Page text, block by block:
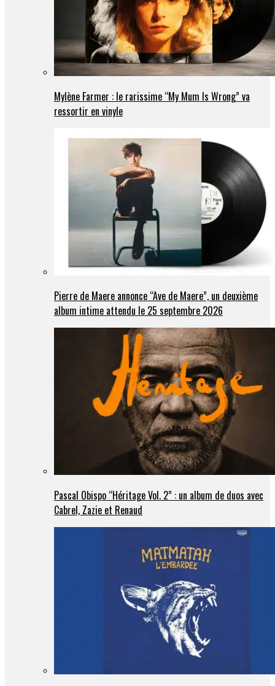
Mylène Farmer : le rarissime “My Mum Is Wrong” va
ressortir en vinyle
Pierre de Maere annonce “Ave de Maere”, un deuxième
album intime attendu le 25 septembre 2026
Pascal Obispo “Héritage Vol. 2” : un album de duos avec
Cabrel, Zazie et Renaud